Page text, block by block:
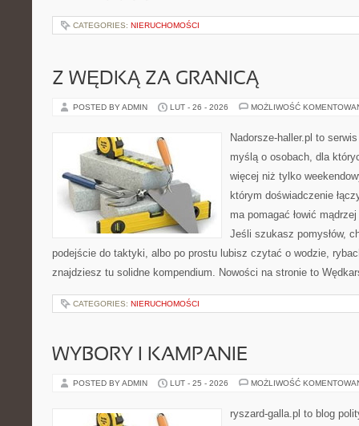
CATEGORIES: NIERUCHOMOŚCI
Z WĘDKĄ ZA GRANICĄ
POSTED BY ADMIN LUT - 26 - 2026 MOŻLIWOŚĆ
Nadorsze-haller.pl to
myślą o osobach, dla
więcej niż tylko
którym doświadczenie
ma pomagać łowić
Jeśli szukasz pomysłów,
podejście do taktyki, albo po prostu lubisz czytać o wodzie,
znajdziesz tu solidne kompendium. Nowości na stronie to
CATEGORIES: NIERUCHOMOŚCI
WYBORY I KAMPANIE
POSTED BY ADMIN LUT - 25 - 2026 MOŻLIWOŚĆ
ryszard-galla.pl to blog